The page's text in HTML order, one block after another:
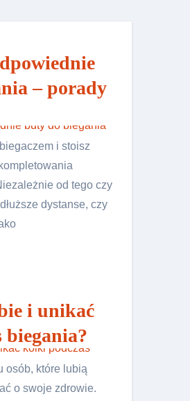
– porady
i stoisz
od tego czy
dystanse, czy
i unikać
biegania?
osób, które lubią
o swoje zdrowie.